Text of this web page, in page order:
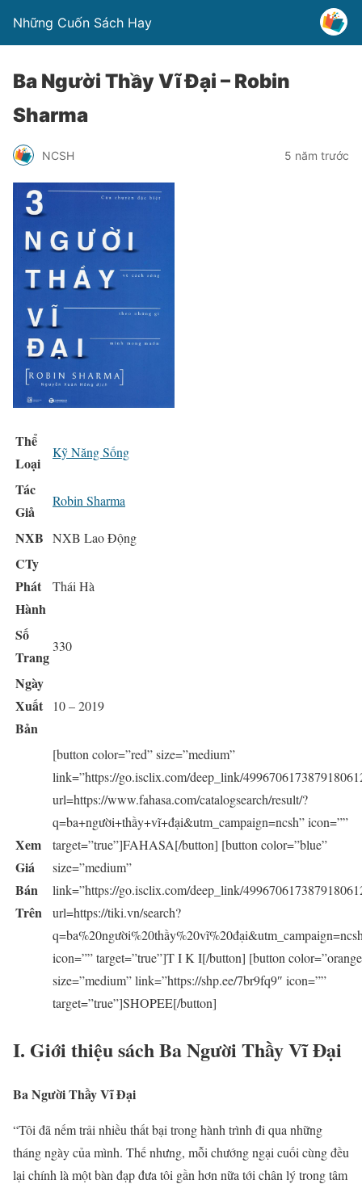
Những Cuốn Sách Hay
Ba Người Thầy Vĩ Đại – Robin
Sharma
NCSH 5 năm trước
Thể
Loại
Kỹ Năng Sống
Tác
Giả
Robin Sharma
NXB NXB Lao Động
CTy
Phát
Hành
Thái Hà
Số
Trang
330
Ngày
Xuất
Bản
10 – 2019
Xem
Giá
Bán
Trên
[button color=”red” size=”medium”
link=”https://go.isclix.com/deep_link/
url=https://www.fahasa.com/catalogsearch/result/?
q=ba+người+thầy+vĩ+đại&utm_campaign=ncsh” icon=””
target=”true”]FAHASA[/button] [button color=”blue”
size=”medium”
link=”https://go.isclix.com/deep_link/
url=https://tiki.vn/search?
icon=”” target=”true”]T I K I[/button] [button
size=”medium” link=”https://shp.ee/7br9fq9″ icon=””
target=”true”]SHOPEE[/button]
I. Giới thiệu sách Ba Người Thầy Vĩ Đại
Ba Người Thầy Vĩ Đại
“Tôi đã nếm trải nhiều thất bại trong hành trình đi qua những
tháng ngày của mình. Thế nhưng, mỗi chướng ngại cuối cùng đều
lại chính là một bàn đạp đưa tôi gần hơn nữa tới chân lý trong tâm